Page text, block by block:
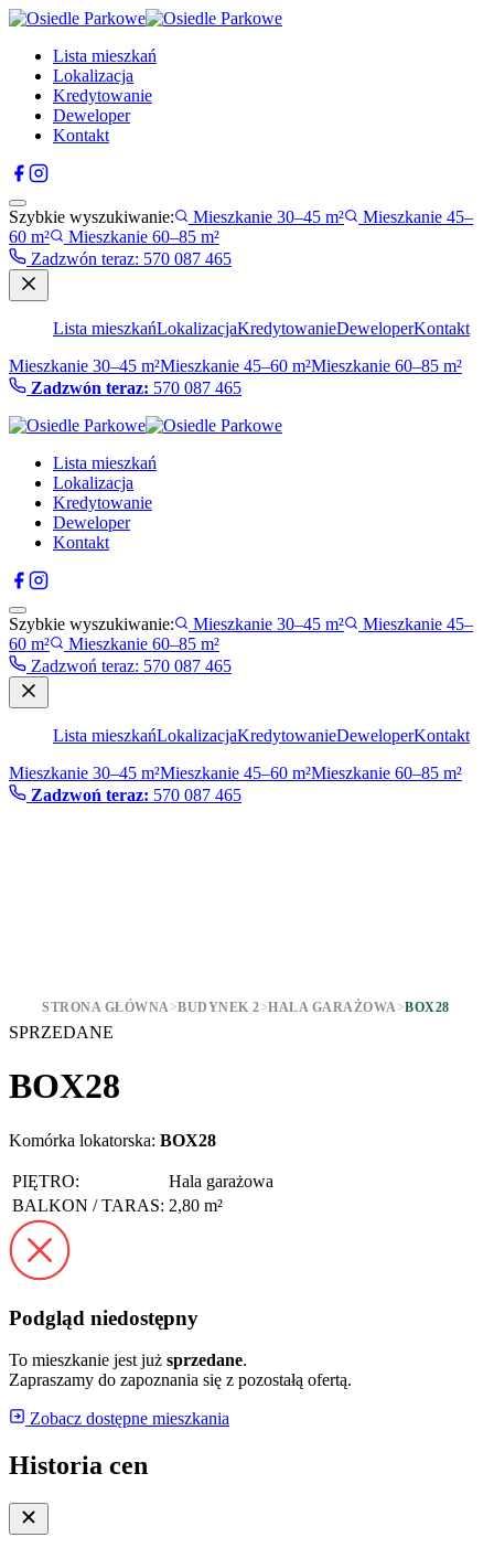
Lista mieszkań
Lokalizacja
Kredytowanie
Deweloper
Kontakt
Szybkie wyszukiwanie: Mieszkanie 30–45 m²
Mieszkanie 45–
60 m²
Mieszkanie 60–85 m²
Zadzwón teraz: 570 087 465
Lista mieszkańLokalizacjaKredytowanieDeweloperKontakt
Mieszkanie 30–45 m²Mieszkanie 45–60 m²Mieszkanie 60–85 m²
Zadzwón teraz: 570 087 465
Lista mieszkań
Lokalizacja
Kredytowanie
Deweloper
Kontakt
Szybkie wyszukiwanie: Mieszkanie 30–45 m²
Mieszkanie 45–
60 m²
Mieszkanie 60–85 m²
Zadzwoń teraz: 570 087 465
Lista mieszkańLokalizacjaKredytowanieDeweloperKontakt
Mieszkanie 30–45 m²Mieszkanie 45–60 m²Mieszkanie 60–85 m²
Zadzwoń teraz: 570 087 465
STRONA GŁÓWNA>BUDYNEK 2>HALA GARAŻOWA>BOX28
SPRZEDANE
BOX28
Komórka lokatorska: BOX28
PIĘTRO:
Hala garażowa
BALKON / TARAS: 2,80 m²
Podgląd niedostępny
To mieszkanie jest już sprzedane.
Zapraszamy do zapoznania się z pozostałą ofertą.
Zobacz dostępne mieszkania
Historia cen